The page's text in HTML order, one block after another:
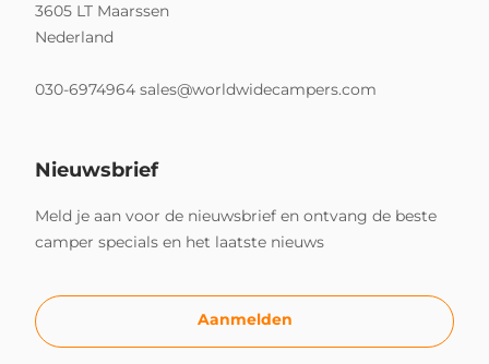
3605 LT Maarssen
Nederland
030-6974964 sales@worldwidecampers.com
Nieuwsbrief
Meld je aan voor de nieuwsbrief en ontvang de beste
camper specials en het laatste nieuws
Aanmelden